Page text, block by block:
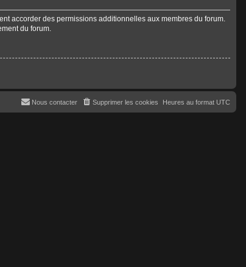
accorder des permissions additionnelles aux membres du forum.
du forum.
Heures au format UTC
Supprimer les cookies
Nous contacter